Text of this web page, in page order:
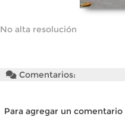
No alta resolución
Comentarios:
Para agregar un comentario